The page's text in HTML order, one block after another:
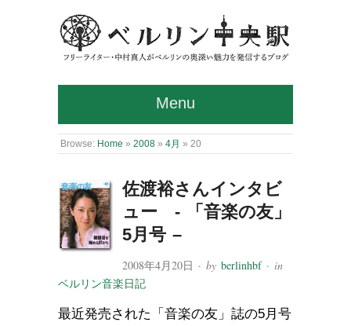
Menu
Browse: Home » 2008 » 4月 » 20
佐渡裕さんインタビ
ュー - 「音楽の友」
5月号 –
2008年4月20日 · byberlinhbf· in
ベルリン音楽日記
最近発売された「音楽の友」誌の5月号